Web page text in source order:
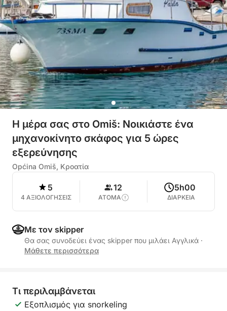
Η μέρα σας στο Omiš: Νοικιάστε ένα
μηχανοκίνητο σκάφος για 5 ώρες
εξερεύνησης
Općina Omiš, Κροατία
5
4 ΑΞΙΟΛΟΓΗΣΕΙΣ
12
ΑΤΟΜΑ
5h00
ΔΙΑΡΚΕΙΑ
Με τον skipper
Θα σας συνοδεύει ένας skipper που μιλάει Αγγλικά ·
Μάθετε περισσότερα
Τι περιλαμβάνεται
Εξοπλισμός για snorkeling